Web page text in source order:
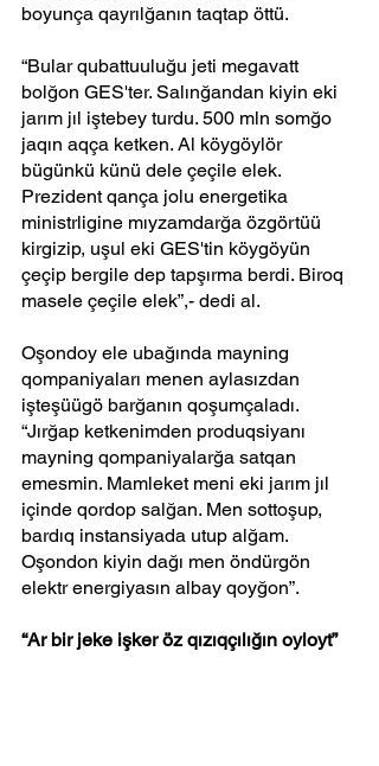
boyunça qayrılğanın taqtap öttü.
“Bular qubattuuluğu jeti megavatt
bolğon GES'ter. Salınğandan kiyin eki
jarım jıl iştebey turdu. 500 mln somğo
jaqın aqça ketken. Al köygöylör
bügünkü künü dele çeçile elek.
Prezident qança jolu energetika
ministrligine mıyzamdarğa özgörtüü
kirgizip, uşul eki GES'tin köygöyün
çeçip bergile dep tapşırma berdi. Biroq
masele çeçile elek”,- dedi al.
Oşondoy ele ubağında mayning
qompaniyaları menen aylasızdan
işteşüügö barğanın qoşumçaladı.
“Jırğap ketkenimden produqsiyanı
mayning qompaniyalarğa satqan
emesmin. Mamleket meni eki jarım jıl
içinde qordop salğan. Men sottoşup,
bardıq instansiyada utup alğam.
Oşondon kiyin dağı men öndürgön
elektr energiyasın albay qoyğon”.
“Ar bir jeke işker öz qızıqçılığın oyloyt”